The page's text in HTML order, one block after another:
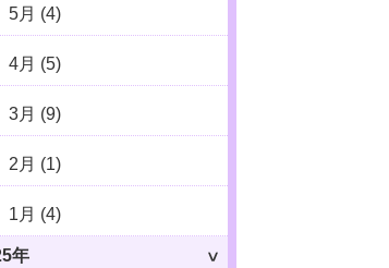
5月 (4)
4月 (5)
3月 (9)
2月 (1)
1月 (4)
年